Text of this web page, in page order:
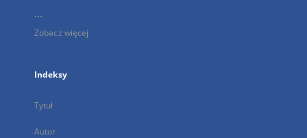
...
Zobacz więcej
Indeksy
Tytuł
Autor